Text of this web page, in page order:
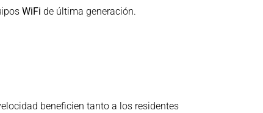
WiFi de última generación.
beneficien tanto a los residentes